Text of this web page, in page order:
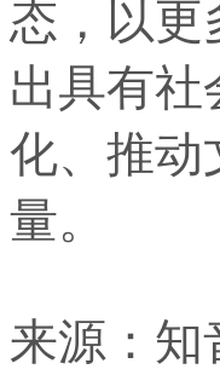
态，以更
出具有社
化、推动
量。
来源：知